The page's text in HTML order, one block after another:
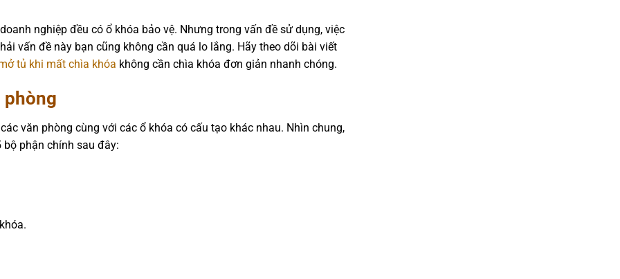
nghiệp đều có ổ khóa bảo vệ. Nhưng trong vấn đề sử dụng, việc
vấn đề này bạn cũng không cần quá lo lắng. Hãy theo dõi bài viết
tủ khi mất chìa khóa không cần chìa khóa đơn giản nhanh chóng.
phòng
văn phòng cùng với các ổ khóa có cấu tạo khác nhau. Nhìn chung,
phận chính sau đây: